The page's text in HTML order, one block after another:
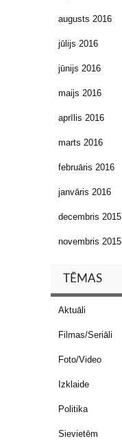
augusts 2016
jūlijs 2016
jūnijs 2016
maijs 2016
aprīlis 2016
marts 2016
februāris 2016
janvāris 2016
decembris 2015
novembris 2015
TĒMAS
Aktuāli
Filmas/Seriāli
Foto/Video
Izklaide
Politika
Sievietēm